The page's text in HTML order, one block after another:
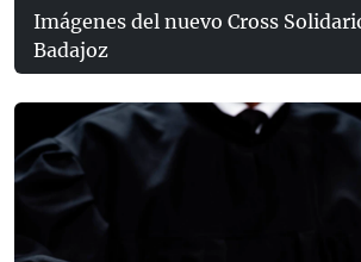
Imágenes del nuevo Cross
Badajoz